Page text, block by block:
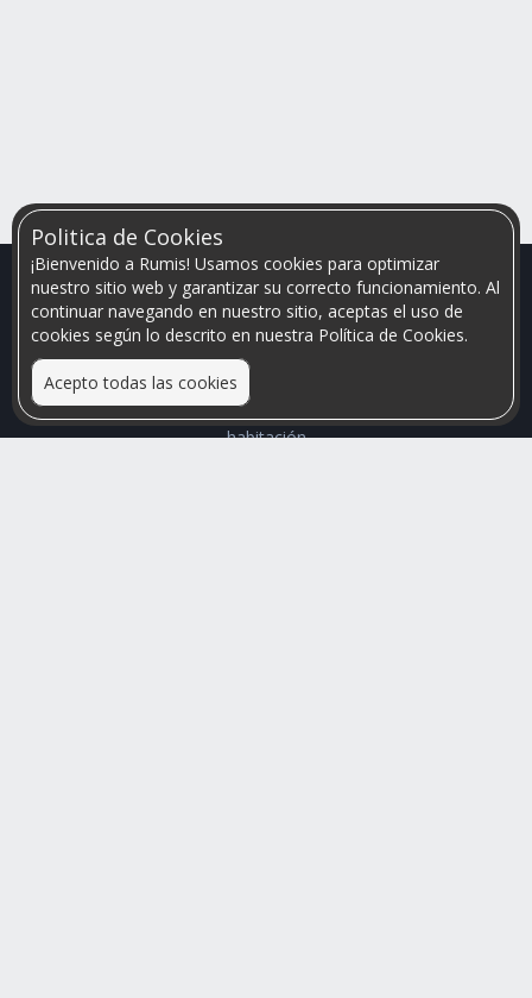
Politica de Cookies
¡Bienvenido a Rumis! Usamos cookies para optimizar
nuestro sitio web y garantizar su correcto funcionamiento. Al
continuar navegando en nuestro sitio, aceptas el uso de
cookies según lo descrito en nuestra Política de Cookies.
Acepto todas las cookies
Relacionamos personas que arriendan con las que buscan una
habitación